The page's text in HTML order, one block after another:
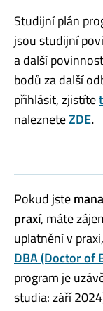
Studijní plán
jsou studijní
a další
bodů za další
přihlásit, zjistíte
nalezneteZDE.
Pokud jste
praxí, máte
uplatnění v
DBA (Doctor of
program je
studia: září